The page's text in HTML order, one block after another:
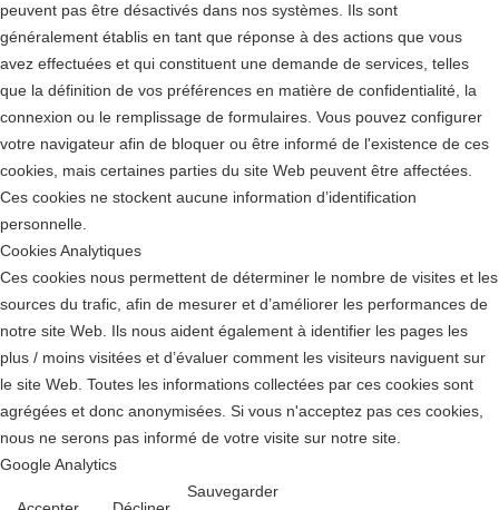
peuvent pas être désactivés dans nos systèmes. Ils sont
généralement établis en tant que réponse à des actions que vous
avez effectuées et qui constituent une demande de services, telles
que la définition de vos préférences en matière de confidentialité, la
connexion ou le remplissage de formulaires. Vous pouvez configurer
votre navigateur afin de bloquer ou être informé de l'existence de ces
cookies, mais certaines parties du site Web peuvent être affectées.
Ces cookies ne stockent aucune information d’identification
personnelle.
Cookies Analytiques
Ces cookies nous permettent de déterminer le nombre de visites et les
sources du trafic, afin de mesurer et d’améliorer les performances de
notre site Web. Ils nous aident également à identifier les pages les
plus / moins visitées et d’évaluer comment les visiteurs naviguent sur
le site Web. Toutes les informations collectées par ces cookies sont
agrégées et donc anonymisées. Si vous n'acceptez pas ces cookies,
nous ne serons pas informé de votre visite sur notre site.
Google Analytics
Sauvegarder